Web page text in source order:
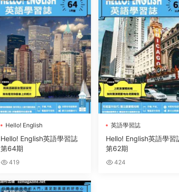
Hello! English
英語學習誌
Hello! English英語學習誌
第64期
419
英語學習誌
Hello! English英語學習
第62期
424